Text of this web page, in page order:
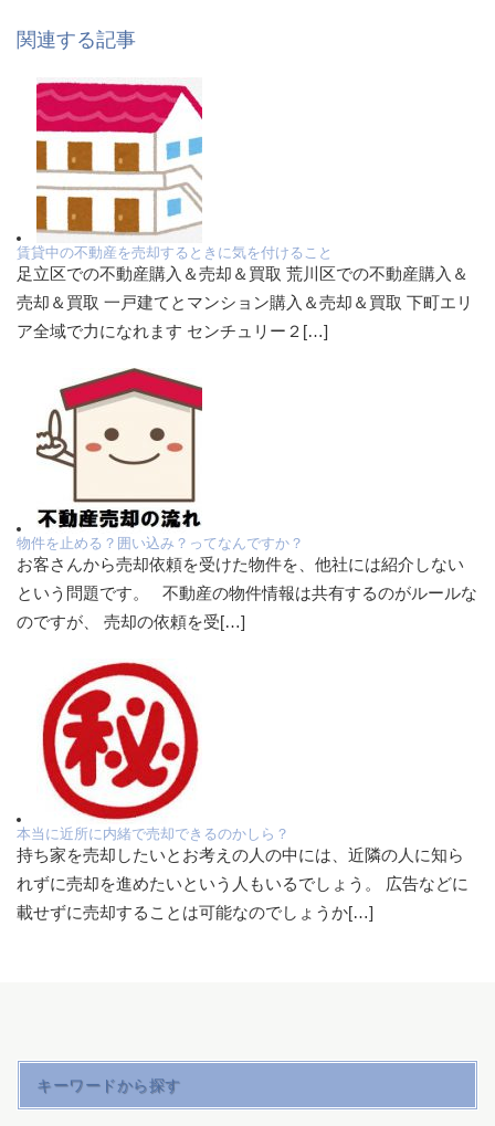
関連する記事
賃貸中の不動産を売却するときに気を付けること
足立区での不動産購入＆売却＆買取 荒川区での不動産購入＆
売却＆買取 一戸建てとマンション購入＆売却＆買取 下町エリ
ア全域で力になれます センチュリー２[…]
物件を止める？囲い込み？ってなんですか？
お客さんから売却依頼を受けた物件を、他社には紹介しない
という問題です。 不動産の物件情報は共有するのがルールな
のですが、 売却の依頼を受[…]
本当に近所に内緒で売却できるのかしら？
持ち家を売却したいとお考えの人の中には、近隣の人に知ら
れずに売却を進めたいという人もいるでしょう。 広告などに
載せずに売却することは可能なのでしょうか[…]
キーワードから探す